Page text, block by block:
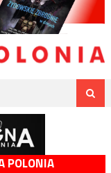
POLONIA